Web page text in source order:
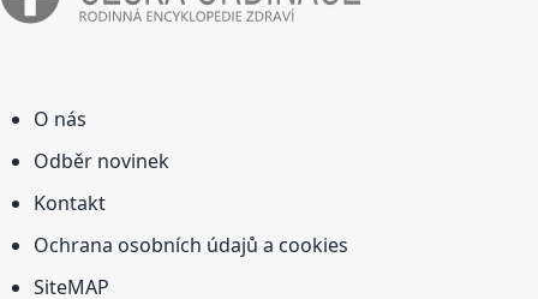
O nás
Odběr novinek
Kontakt
Ochrana osobních údajů a cookies
SiteMAP